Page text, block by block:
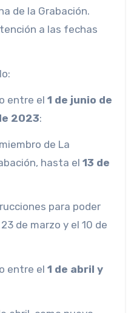
de la Grabación.
a las fechas
entre el 1 de junio de
2023:
de La
hasta el 13 de
para poder
de marzo y el 10 de
entre el 1 de abril y